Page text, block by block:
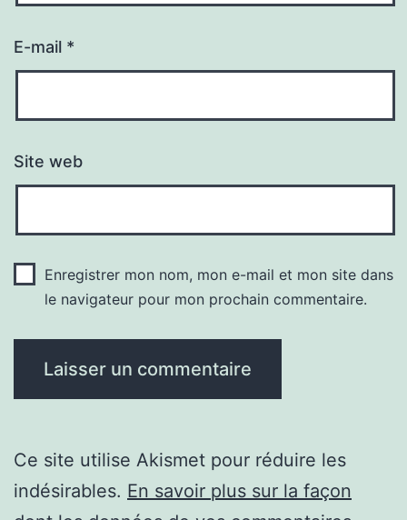
E-mail *
Site web
Enregistrer mon nom, mon e-mail et mon site dans
le navigateur pour mon prochain commentaire.
Ce site utilise Akismet pour réduire les
indésirables. En savoir plus sur la façon